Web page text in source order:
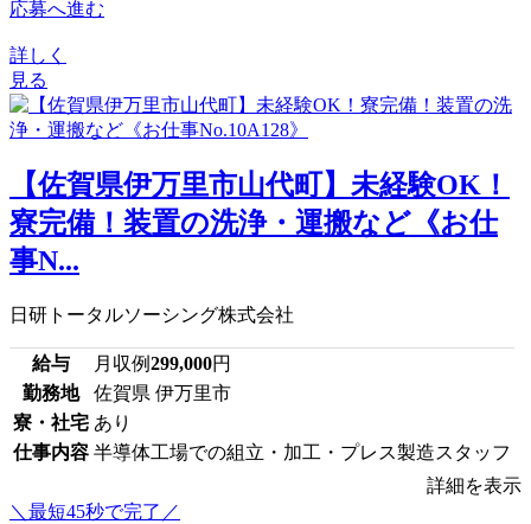
応募へ進む
詳しく
見る
【佐賀県伊万里市山代町】未経験OK！
寮完備！装置の洗浄・運搬など《お仕
事N...
日研トータルソーシング株式会社
給与 月収例299,000円
勤務地
佐賀県 伊万里市
寮・社宅 あり
仕事内容 半導体工場での組立・加工・プレス製造スタッフ
詳細を表示
＼最短45秒で完了／